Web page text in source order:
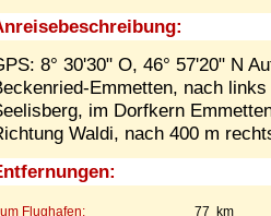
8° 30'30" O, 46° 57'20" N
Emmetten, nach
im Dorfkern
Waldi, nach 400 m
77 km
Flughafen: